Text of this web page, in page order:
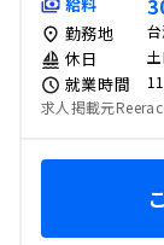
勤務地
休日
就業時間
求人掲載元